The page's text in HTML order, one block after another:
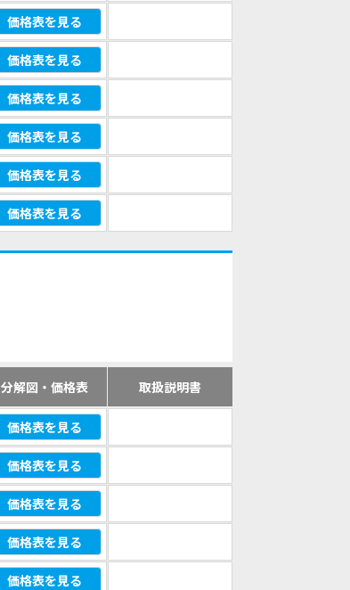
価格表を見る
価格表を見る
価格表を見る
価格表を見る
価格表を見る
価格表を見る
分解図・価格表 取扱説明書
価格表を見る
価格表を見る
価格表を見る
価格表を見る
価格表を見る